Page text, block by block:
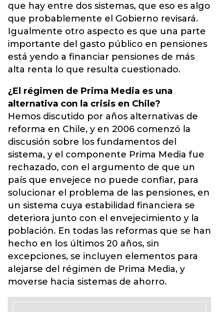
que hay entre dos sistemas, que eso es algo
que probablemente el Gobierno revisará.
Igualmente otro aspecto es que una parte
importante del gasto público en pensiones
está yendo a financiar pensiones de más
alta renta lo que resulta cuestionado.
¿El régimen de Prima Media es una
alternativa con la crisis en Chile?
Hemos discutido por años alternativas de
reforma en Chile, y en 2006 comenzó la
discusión sobre los fundamentos del
sistema, y el componente Prima Media fue
rechazado, con el argumento de que un
país que envejece no puede confiar, para
solucionar el problema de las pensiones, en
un sistema cuya estabilidad financiera se
deteriora junto con el envejecimiento y la
población. En todas las reformas que se han
hecho en los últimos 20 años, sin
excepciones, se incluyen elementos para
alejarse del régimen de Prima Media, y
moverse hacia sistemas de ahorro.